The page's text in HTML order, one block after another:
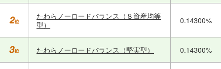
たわらノーロードバランス（８資産均等
型）
0.14300%
たわらノーロードバランス（堅実型） 0.14300%